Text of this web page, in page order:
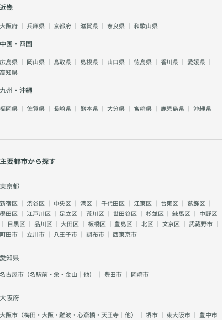
近畿
大阪府 ｜ 兵庫県 ｜ 京都府 ｜ 滋賀県 ｜ 奈良県 ｜ 和歌山県
中国・四国
広島県 ｜ 岡山県 ｜ 鳥取県 ｜ 島根県 ｜ 山口県 ｜ 徳島県 ｜ 香川県 ｜ 愛媛県 ｜
高知県
九州・沖縄
福岡県 ｜ 佐賀県 ｜ 長崎県 ｜ 熊本県 ｜ 大分県 ｜ 宮崎県 ｜ 鹿児島県 ｜ 沖縄県
主要都市から探す
東京都
新宿区 ｜ 渋谷区 ｜ 中央区 ｜ 港区 ｜ 千代田区 ｜ 江東区 ｜ 台東区 ｜ 葛飾区 ｜
墨田区 ｜ 江戸川区 ｜ 足立区 ｜ 荒川区 ｜ 世田谷区 ｜ 杉並区 ｜ 練馬区 ｜ 中野区
｜ 目黒区 ｜ 品川区 ｜ 大田区 ｜ 板橋区 ｜ 豊島区 ｜ 北区 ｜ 文京区 ｜ 武蔵野市 ｜
町田市 ｜ 立川市 ｜ 八王子市 ｜ 調布市 ｜ 西東京市
愛知県
名古屋市（名駅前・栄・金山｜他） ｜ 豊田市 ｜ 岡崎市
大阪府
大阪市（梅田・大阪・難波・心斎橋・天王寺｜他） ｜ 堺市 ｜ 東大阪市 ｜ 豊中市